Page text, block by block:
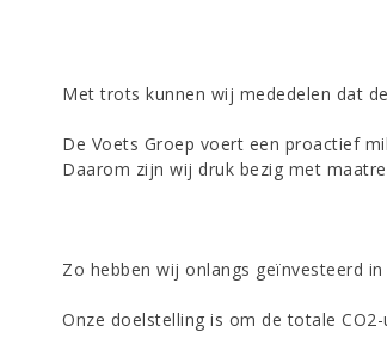
Met trots kunnen wij mededelen dat
De Voets Groep voert een proactief
Daarom zijn wij druk bezig met
Zo hebben wij onlangs geïnvesteerd
Onze doelstelling is om de totale